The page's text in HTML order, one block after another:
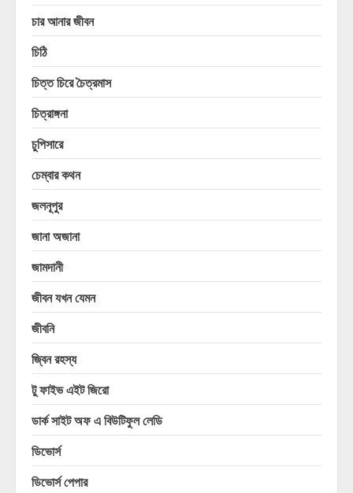
চার আনার জীবন
চিঠি
চিত্ত চিরে চৈত্রমাস
চিত্রাঙ্গনা
চুপিসারে
চেম্বার কথন
জলনূপুর
জানা অজানা
জামদানী
জীবন যখন যেমন
জীবনি
জ্বিন রহস্য
টু ফাইভ এইট জিরো
ডার্ক সাইট অফ এ বিউটিফুল লেডি
ডিভোর্স
ডিভোর্স পেপার